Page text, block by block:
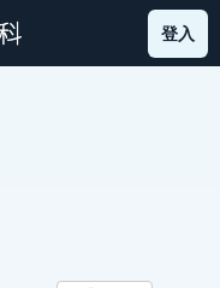
登入